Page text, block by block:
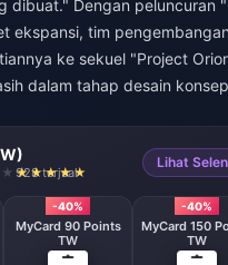
dibuat." Dengan peluncuran
ekspansi, tim
ke sekuel "Project
dalam tahap desain
928 terjual
Lihat
-40%
MyCard 90 Points
TW
-40%
MyCard 150
TW